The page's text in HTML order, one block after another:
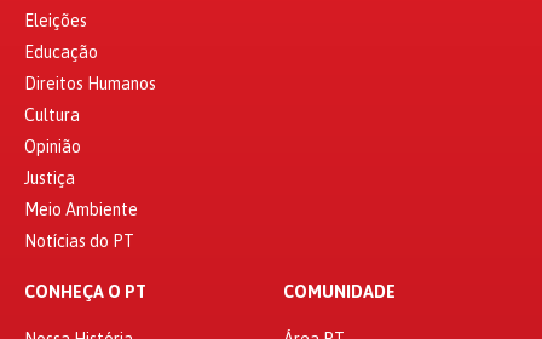
Eleições
Educação
Direitos Humanos
Cultura
Opinião
Justiça
Meio Ambiente
Notícias do PT
CONHEÇA O PT COMUNIDADE